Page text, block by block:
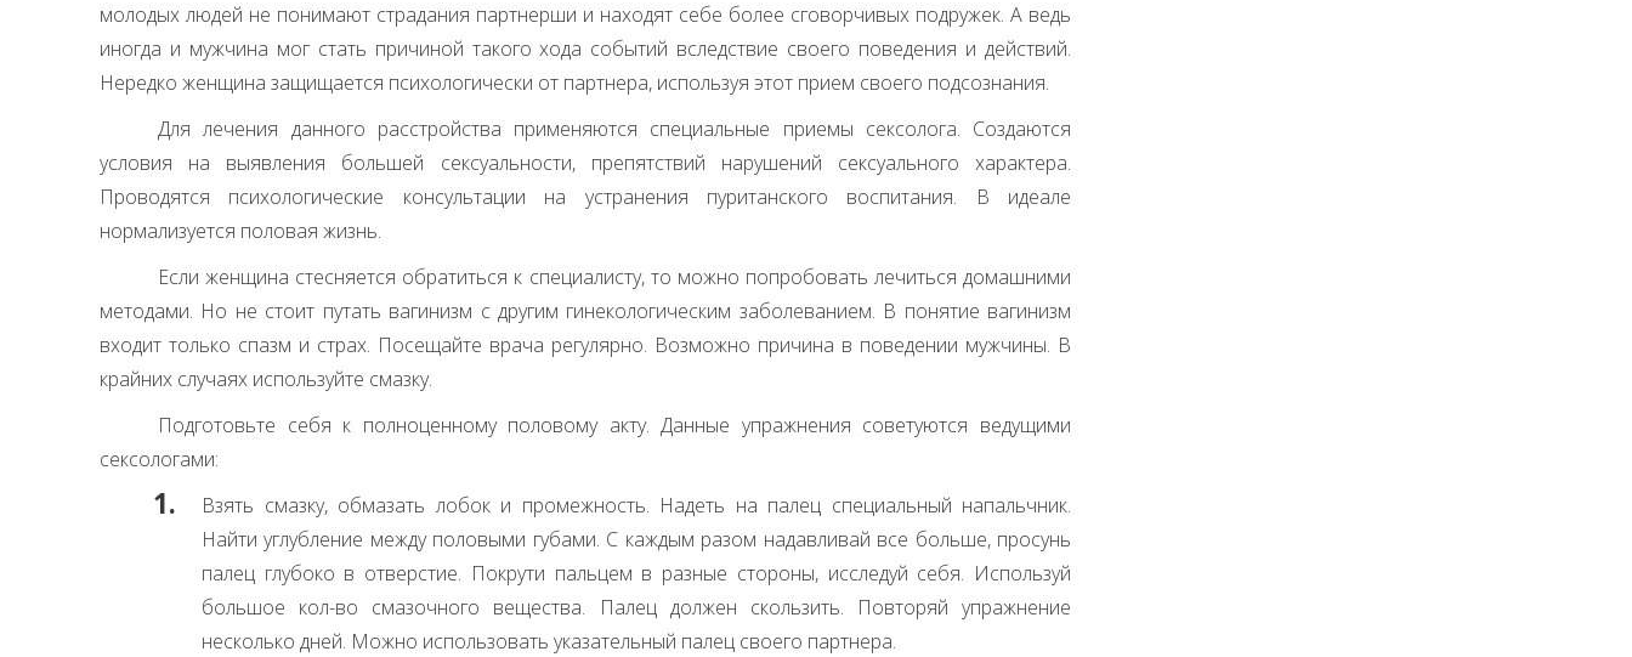
молодых людей не понимают страдания партнерши и находят себе более сговорчивых подружек. А ведь
иногда и мужчина мог стать причиной такого хода событий вследствие своего поведения и действий.
Нередко женщина защищается психологически от партнера, используя этот прием своего подсознания.
Для лечения данного расстройства применяются специальные приемы сексолога. Создаются
условия на выявления большей сексуальности, препятствий нарушений сексуального характера.
Проводятся психологические консультации на устранения пуританского воспитания. В идеале
нормализуется половая жизнь.
Если женщина стесняется обратиться к специалисту, то можно попробовать лечиться домашними
методами. Но не стоит путать вагинизм с другим гинекологическим заболеванием. В понятие вагинизм
входит только спазм и страх. Посещайте врача регулярно. Возможно причина в поведении мужчины. В
крайних случаях используйте смазку.
Подготовьте себя к полноценному половому акту. Данные упражнения советуются ведущими
сексологами:
Взять смазку, обмазать лобок и промежность. Надеть на палец специальный напальчник.
Найти углубление между половыми губами. С каждым разом надавливай все больше, просунь
палец глубоко в отверстие. Покрути пальцем в разные стороны, исследуй себя. Используй
большое кол-во смазочного вещества. Палец должен скользить. Повторяй упражнение
несколько дней. Можно использовать указательный палец своего партнера.